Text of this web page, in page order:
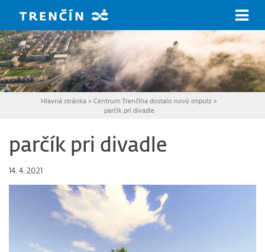
Hlavná stránka >Centrum Trenčína dostalo nový impulz >
parčík pri divadle
parčík pri divadle
14. 4. 2021